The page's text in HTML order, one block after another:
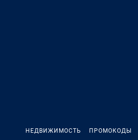
НЕДВИЖИМОСТЬ ПРОМОКОДЫ